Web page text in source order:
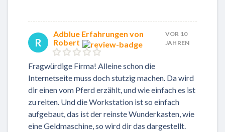
R
Adblue Erfahrungen von
Robert
VOR 10
JAHREN
Fragwürdige Firma! Alleine schon die
Internetseite muss doch stutzig machen. Da wird
dir einen vom Pferd erzählt, und wie einfach es ist
zu reiten. Und die Workstation ist so einfach
aufgebaut, das ist der reinste Wunderkasten, wie
eine Geldmaschine, so wird dir das dargestellt.